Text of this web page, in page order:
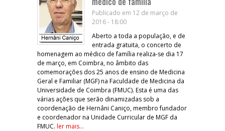
Publicado em 12 de março de
2016 - 18:00
Aberto a toda a população, e de
entrada gratuita, o concerto de
homenagem ao médico de família realiza-se dia 17
de março, em Coimbra, no âmbito das
comemorações dos 25 anos de ensino de Medicina
Geral e Familiar (MGF) na Faculdade de Medicina da
Universidade de Coimbra (FMUC). Esta é uma das
várias ações que serão dinamizadas sob a
coordenação de Hernâni Caniço, membro fundador
e coordenador na Unidade Curricular de MGF da
FMUC. ler mais...